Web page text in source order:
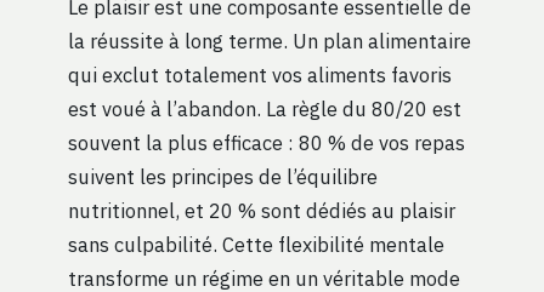
Le plaisir est une composante essentielle de
la réussite à long terme. Un plan alimentaire
qui exclut totalement vos aliments favoris
est voué à l’abandon. La règle du 80/20 est
souvent la plus efficace : 80 % de vos repas
suivent les principes de l’équilibre
nutritionnel, et 20 % sont dédiés au plaisir
sans culpabilité. Cette flexibilité mentale
transforme un régime en un véritable mode